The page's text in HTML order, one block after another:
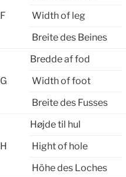
F
Width of leg
Breite des Beines
G
Bredde af fod
Width of foot
Breite des Fusses
H
Højde til hul
Hight of hole
Höhe des Loches